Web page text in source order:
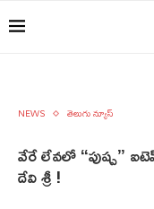
NEWS తెలుగు న్యూస్
వేరే లేవలో “పుష్ప”
దేవి శ్రీ !